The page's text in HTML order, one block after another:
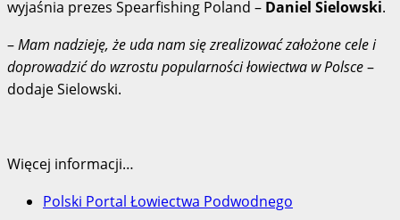
wyjaśnia prezes Spearfishing Poland – Daniel Sielowski.
–Mam nadzieję, że uda nam się zrealizować założone cele i
doprowadzić do wzrostu popularności łowiectwa w Polsce–
dodaje Sielowski.
Więcej informacji…
Polski Portal Łowiectwa Podwodnego